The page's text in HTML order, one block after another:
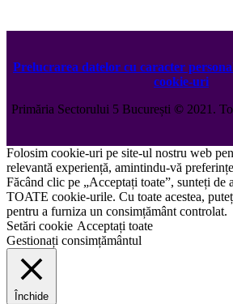
Prelucrarea datelor cu caracter
cookie-uri
Primăria Sectorului 5 București ©️2021.
Folosim cookie-uri pe site-ul nostru web
relevantă experiență, amintindu-vă
Făcând clic pe „Acceptați toate”, sunteți de
TOATE cookie-urile. Cu toate acestea,
pentru a furniza un consimțământ controlat.
Setări cookie Acceptați toate
Gestionați consimțământul
Închide